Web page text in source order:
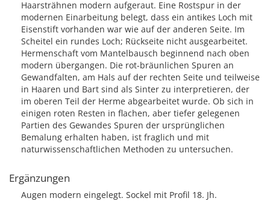
Haarsträhnen modern aufgeraut. Eine Rostspur in der
modernen Einarbeitung belegt, dass ein antikes Loch mit
Eisenstift vorhanden war wie auf der anderen Seite. Im
Scheitel ein rundes Loch; Rückseite nicht ausgearbeitet.
Hermenschaft vom Mantelbausch beginnend nach oben
modern übergangen. Die rot-bräunlichen Spuren an
Gewandfalten, am Hals auf der rechten Seite und teilweise
in Haaren und Bart sind als Sinter zu interpretieren, der
im oberen Teil der Herme abgearbeitet wurde. Ob sich in
einigen roten Resten in flachen, aber tiefer gelegenen
Partien des Gewandes Spuren der ursprünglichen
Bemalung erhalten haben, ist fraglich und mit
naturwissenschaftlichen Methoden zu untersuchen.
Ergänzungen
Augen modern eingelegt. Sockel mit Profil 18. Jh.